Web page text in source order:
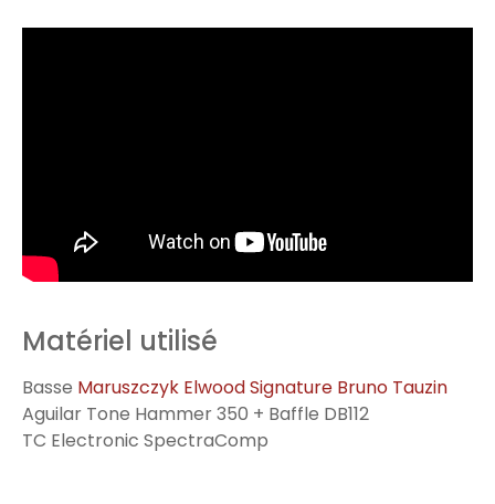
Matériel utilisé
Basse Maruszczyk Elwood Signature Bruno Tauzin
Aguilar Tone Hammer 350 + Baffle DB112
TC Electronic SpectraComp